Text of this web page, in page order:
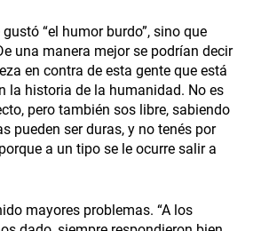
“el humor burdo”, sino que
una manera mejor se podrían decir
en contra de esta gente que está
la historia de la humanidad. No es
pero también sos libre, sabiendo
pueden ser duras, y no tenés por
a un tipo se le ocurre salir a
mayores problemas. “A los